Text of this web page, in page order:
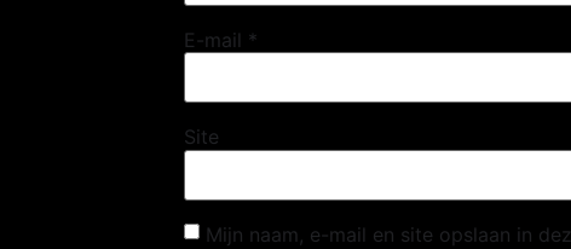
E-mail *
Site
Mijn naam, e-mail en site opslaan in